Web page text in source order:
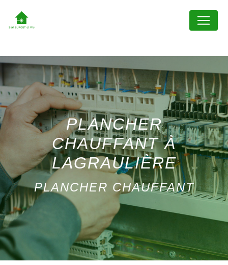
PLANCHER
CHAUFFANT À
LAGRAULIÈRE
PLANCHER CHAUFFANT